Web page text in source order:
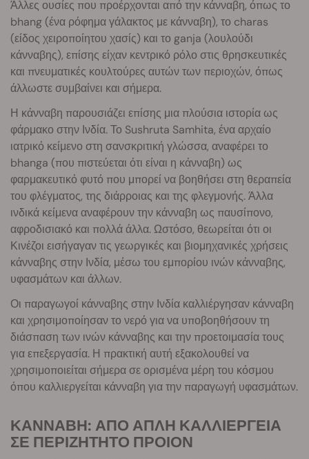
Άλλες ουσίες που προέρχονται από την κάνναβη, όπως το
bhang (ένα ρόφημα γάλακτος με κάνναβη), το charas
(είδος χειροποίητου χασίς) και το ganja (λουλούδι
κάνναβης), επίσης είχαν κεντρικό ρόλο στις θρησκευτικές
και πνευματικές κουλτούρες αυτών των περιοχών, όπως
άλλωστε συμβαίνει και σήμερα.
Η κάνναβη παρουσιάζει επίσης μια πλούσια ιστορία ως
φάρμακο στην Ινδία. Το Sushruta Samhita, ένα αρχαίο
ιατρικό κείμενο στη σανσκριτική γλώσσα, αναφέρει το
bhanga (που πιστεύεται ότι είναι η κάνναβη) ως
φαρμακευτικό φυτό που μπορεί να βοηθήσει στη θεραπεία
του φλέγματος, της διάρροιας και της φλεγμονής. Άλλα
ινδικά κείμενα αναφέρουν την κάνναβη ως παυσίπονο,
αφροδισιακό και πολλά άλλα. Ωστόσο, θεωρείται ότι οι
Κινέζοι εισήγαγαν τις γεωργικές και βιομηχανικές χρήσεις
κάνναβης στην Ινδία, μέσω του εμπορίου ινών κάνναβης,
υφασμάτων και άλλων.
Οι παραγωγοί κάνναβης στην Ινδία καλλιέργησαν κάνναβη
και χρησιμοποίησαν το νερό για να υποβοηθήσουν τη
διάσπαση των ινών κάνναβης και την προετοιμασία τους
για επεξεργασία. Η πρακτική αυτή εξακολουθεί να
χρησιμοποιείται σήμερα σε ορισμένα μέρη του κόσμου
όπου καλλιεργείται κάνναβη για την παραγωγή υφασμάτων.
ΚΑΝΝΑΒΗ: ΑΠΟ ΑΠΛΗ ΚΑΛΛΙΕΡΓΕΙΑ
ΣΕ ΠΕΡΙΖΗΤΗΤΟ ΠΡΟΙΟΝ